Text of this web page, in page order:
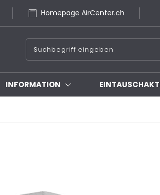
Homepage AirCenter.ch
INFORMATION